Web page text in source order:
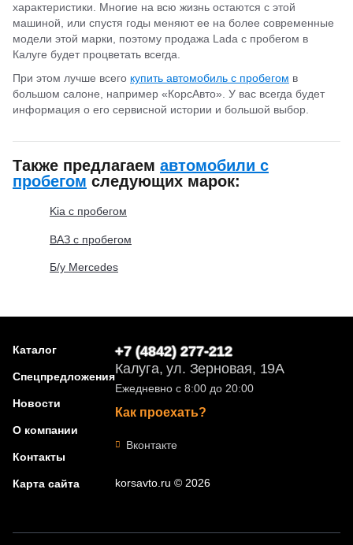
характеристики. Многие на всю жизнь остаются с этой
машиной, или спустя годы меняют ее на более современные
модели этой марки, поэтому продажа Lada с пробегом в
Калуге будет процветать всегда.
При этом лучше всего купить автомобиль с пробегом в
большом салоне, например «КорсАвто». У вас всегда будет
информация о его сервисной истории и большой выбор.
Также предлагаем автомобили с
пробегом следующих марок:
Kia с пробегом
ВАЗ с пробегом
Б/у Mercedes
Каталог
Спецпредложения
Новости
О компании
Контакты
Карта сайта
+7 (4842) 277-212
Калуга, ул. Зерновая, 19А
Ежедневно с 8:00 до 20:00
Как проехать?
Вконтакте
korsavto.ru © 2026